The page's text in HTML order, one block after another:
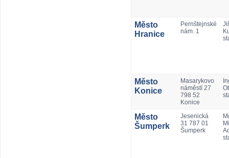
Město
Hranice
Pernštejnské
nám. 1
Město
Konice
Masarykovo
náměstí 27
798 52
Konice
Město
Šumperk
Jesenická
31 787 01
Šumperk